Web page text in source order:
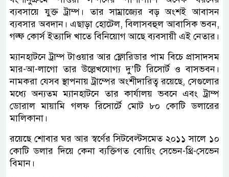
ব্যবসায়ে যুক্ত ট্রাম্প। তার সাম্রাজ্যের বড় অংশই আবাসন
ব্যবসার অবদান। এছাড়া হোটেল, বিলাসবহুল আবাসিক ভবন,
গল্ফ কোর্স ইত্যাদি খাতে বিনিয়োগ আছে ব্যবসায়ী এই নেতার।
ম্যানহাটনে ট্রাম্প টাওয়ার আর ফ্লোরিডার পাম বিচে প্রাসাদসম
মার-আ-লাগো তার উল্লেখযোগ্য দু’টি রিসোর্ট ও বাসভবন।
নামকরা যেসব স্থাপনায় ট্রাম্পের অংশীদারিত্ব রয়েছে, সেগুলোর
মধ্যে অন্যতম ম্যানহাটনে তার কার্যালয় ভবনে এবং ট্রাম্প
ডোরাল মায়ামি গলফ রিসোর্টে মোট ৮০ কোটি ডলারের
মালিকানা।
রয়েছে শোবার ঘর আর স্বর্ণের সিটবেল্টসমেত ২০১১ সালে ১০
কোটি ডলার দিয়ে কেনা ব্যক্তিগত বোয়িং সেভেন-থ্রি-সেভেন
বিমান।